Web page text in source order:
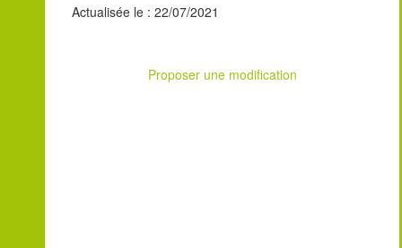
Actualisée le : 22/07/2021
Proposer une modification